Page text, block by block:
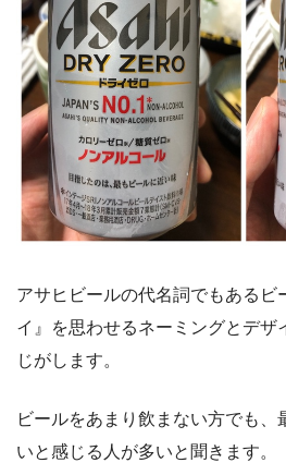
アサヒビールの代名詞でもあるビ
イ』を思わせるネーミングとデザ
じがします。
ビールをあまり飲まない方でも、
いと感じる人が多いと聞きます。